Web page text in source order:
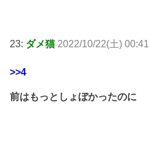
23: ダメ猫 2022/10/22(土)
>>4
前はもっとしょぼかったのに